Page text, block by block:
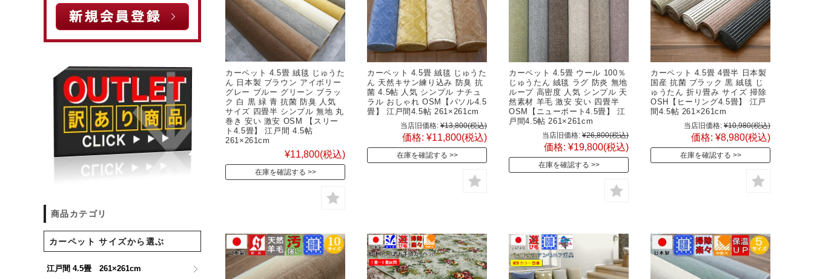
カーペット 4.5畳 絨毯 じゅうた
ん 日本製 ブラウン アイボリー
グレー ブルー グリーン ブラッ
ク 白 黒 緑 青 抗菌 防臭 人気
サイズ 四畳半 シンプル 無地 丸
巻き 安い 激安 OSM 【スリー
ト4.5畳】 江戸間 4.5帖
261×261cm
¥11,800(税込)
在庫を確認する
カーペット 4.5畳 絨毯 じゅうた
ん 天然キサン練り込み 防臭 抗
菌 4.5帖 人気 シンプル ナチュ
ラル おしゃれ OSM【パソル4.5
畳】 江戸間4.5帖 261×261cm
当店旧価格: ¥13,800(税込)
価格: ¥11,800(税込)
在庫を確認する
カーペット 4.5畳 ウール 100％
じゅうたん 絨毯 ラグ 防炎 無地
ループ 高密度 人気 シンプル 天
然素材 羊毛 激安 安い 四畳半
OSM【ニューポート4.5畳】 江
戸間4.5帖 261×261cm
当店旧価格: ¥26,800(税込)
価格: ¥19,800(税込)
在庫を確認する
カーペット 4.5畳 4畳半 日本製
国産 抗菌 ブラック 黒 絨毯 じ
ゅうたん 折り畳み サイズ 掃除
OSH【ヒーリング4.5畳】 江戸
間4.5帖 261×261cm
当店旧価格: ¥10,980(税込)
価格: ¥8,980(税込)
在庫を確認する
商品カテゴリ
カーペット サイズから選ぶ
江戸間 4.5畳 261×261cm